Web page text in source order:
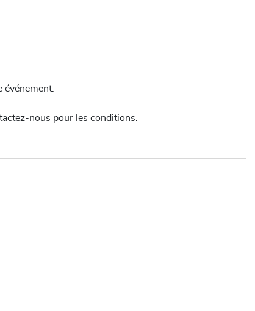
nous pour les conditions.